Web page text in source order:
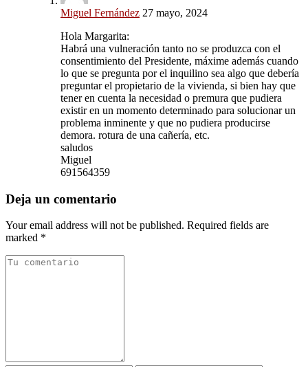
Miguel Fernández 27 mayo, 2024
Hola Margarita:
Habrá una vulneración tanto no se produzca con el
consentimiento del Presidente, máxime además cuando
lo que se pregunta por el inquilino sea algo que debería
preguntar el propietario de la vivienda, si bien hay que
tener en cuenta la necesidad o premura que pudiera
existir en un momento determinado para solucionar un
problema inminente y que no pudiera producirse
demora. rotura de una cañería, etc.
saludos
Miguel
691564359
Deja un comentario
Your email address will not be published. Required fields are
marked *